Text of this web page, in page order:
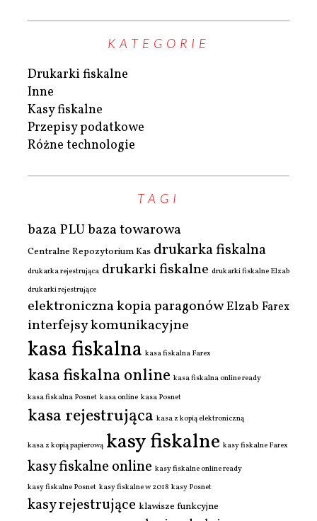
KATEGORIE
Drukarki fiskalne
Inne
Kasy fiskalne
Przepisy podatkowe
Różne technologie
TAGI
baza PLUbaza towarowa
Centralne Repozytorium Kas drukarka fiskalna
drukarka rejestrująca drukarki fiskalne drukarki fiskalne Elzab
drukarki rejestrujące
elektroniczna kopia paragonówElzab Farex
interfejsy komunikacyjne
kasa fiskalna kasa fiskalna Farex
kasa fiskalna online kasa fiskalna online ready
kasa fiskalna Posnet kasa online kasa Posnet
kasa rejestrująca kasa z kopią elektroniczną
kasa z kopią papierową kasy fiskalne kasy fiskalne Farex
kasy fiskalne online kasy fiskalne online ready
kasy fiskalne Posnet kasy fiskalne w 2018 kasy Posnet
kasy rejestrujące klawisze funkcyjne